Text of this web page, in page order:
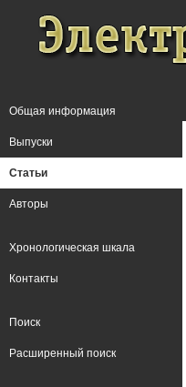
Общая информация
Выпуски
Статьи
Авторы
Хронологическая шкала
Контакты
Поиск
Расширенный поиск